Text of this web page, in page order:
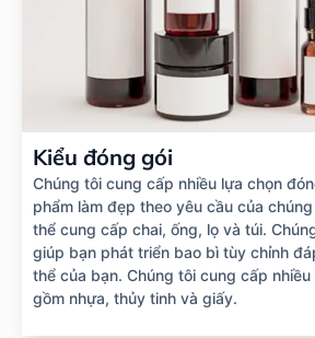
Kiểu đóng gói
Chúng tôi cung cấp nhiều lựa chọn
phẩm làm đẹp theo yêu cầu của
thể cung cấp chai, ống, lọ và túi.
giúp bạn phát triển bao bì tùy chỉnh
thể của bạn. Chúng tôi cung cấp
gồm nhựa, thủy tinh và giấy.